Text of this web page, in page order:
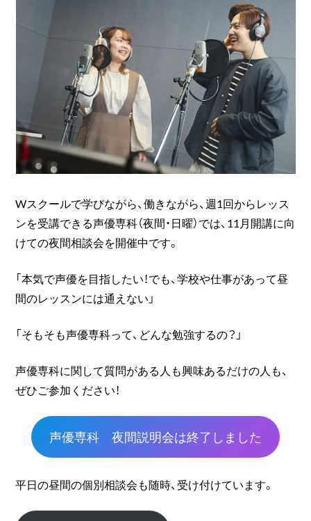
Wスクールで学びながら、働きながら、週1回からレッス
ンを受講できる声優専科（夜間・日曜）では、11月開講に向
けての夜間相談会を開催中です。
「本気で声優を目指したい！でも、学校や仕事があって昼
間のレッスンには通えない」
「そもそも声優専科って、どんな勉強するの？」
声優専科に関して質問がある人も興味あるだけの人も、
ぜひご参加ください！
声優専科 夜間説明会は終了しました
平日の昼間の個別相談会も随時、受け付けています。